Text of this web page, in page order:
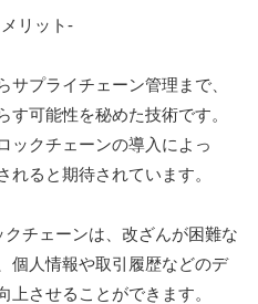
リット-
プライチェーン管理まで、
す可能性を秘めた技術です。
ックチェーンの導入によっ
ると期待されています。
チェーンは、改ざんが困難な
個人情報や取引履歴などのデ
上させることができます。